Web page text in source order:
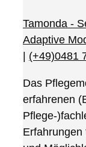
Tamonda -
Adaptive
| (+49)0481
Das
erfahrenen
Pflege-
Erfahrungen